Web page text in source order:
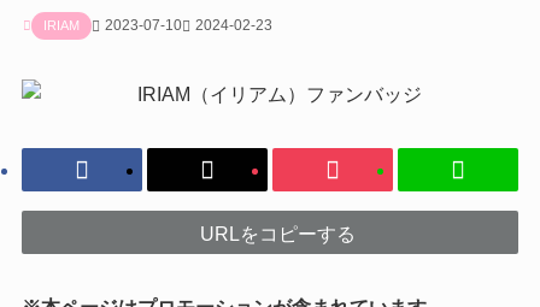
IRIAM 2023-07-10 2024-02-23
URLをコピーする